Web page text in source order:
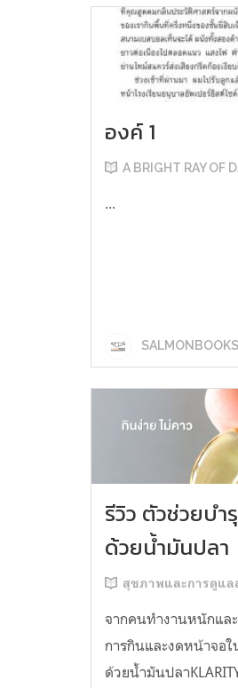
องค์ 1
A BRIGHT RAY OF
...
SALMONBOOKS
รีวิว ตัวช่วยบ
ด้วยน้ำมันปลา
สุขภาพและการดูแล
จากคนทำงานหนักแล
การกินและงดหน้าจอใ
ด้วยน้ำมันปลา